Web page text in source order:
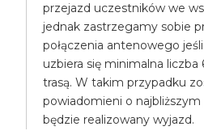
przejazd uczestników we
jednak zastrzegamy sobie
połączenia antenowego
uzbiera się minimalna liczba
trasą. W takim przypadku
powiadomieni o
będzie realizowany wyjazd.